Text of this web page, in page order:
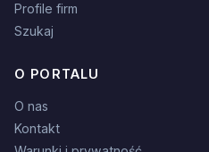
Profile firm
Szukaj
O PORTALU
O nas
Kontakt